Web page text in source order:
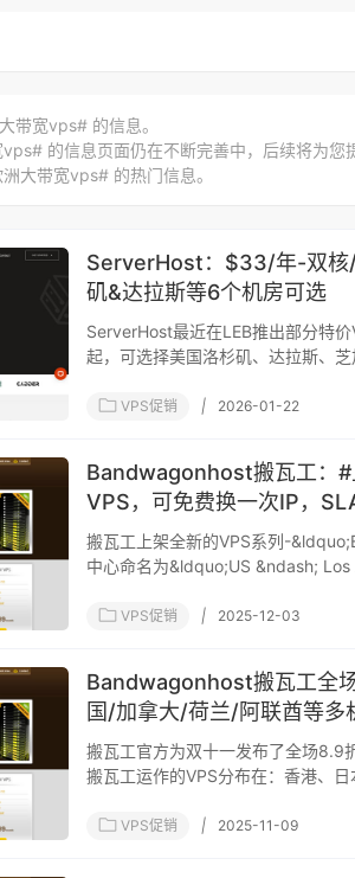
带宽vps# 的信息。
的信息页面仍在不断完善中，后续将为您
大带宽vps# 的热门信息。
ServerHost：$33/年-双核
矶&达拉斯等6个机房可选
ServerHost最近在LEB推出部分特
起，可选择美国洛杉矶、达拉斯、
VPS促销 | 2026-01-22
Bandwagonhost搬瓦工：#
VPS，可免费换一次IP，
搬瓦工上架全新的VPS系列-
中心命名为&ldquo;US &ndash;
VPS促销 | 2025-12-03
Bandwagonhost搬瓦工全
国/加拿大/荷兰/阿联酋等多
搬瓦工官方为双十一发布了全场8.9
搬瓦工运作的VPS分布在：香港、
VPS促销 | 2025-11-09